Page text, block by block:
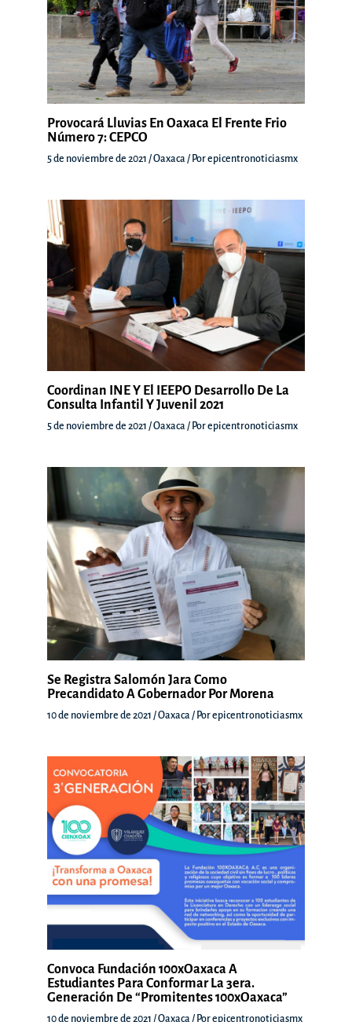
Provocará Lluvias En Oaxaca El Frente Frio
Número 7: CEPCO
5 de noviembre de 2021 /Oaxaca / Porepicentronoticiasmx
Coordinan INE Y El IEEPO Desarrollo De La
Consulta Infantil Y Juvenil 2021
5 de noviembre de 2021 /Oaxaca / Porepicentronoticiasmx
Se Registra Salomón Jara Como
Precandidato A Gobernador Por Morena
10 de noviembre de 2021 /Oaxaca / Porepicentronoticiasmx
Convoca Fundación 100xOaxaca A
Estudiantes Para Conformar La 3era.
Generación De “Promitentes 100xOaxaca”
10 de noviembre de 2021 /Oaxaca / Porepicentronoticiasmx